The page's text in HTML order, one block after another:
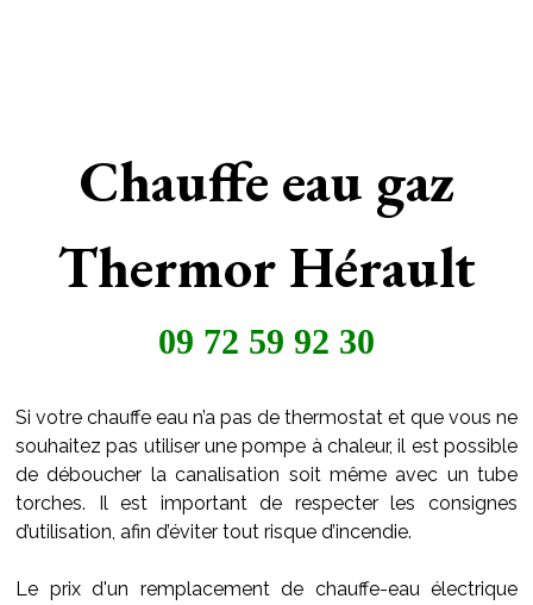
Chauffe eau gaz
Thermor Hérault
09 72 59 92 30
Si votre chauffe eau n’a pas de thermostat et que vous ne
souhaitez pas utiliser une pompe à chaleur, il est possible
de déboucher la canalisation soit même avec un tube
torches. Il est important de respecter les consignes
d’utilisation, afin d’éviter tout risque d’incendie.
Le prix d'un remplacement de chauffe-eau électrique